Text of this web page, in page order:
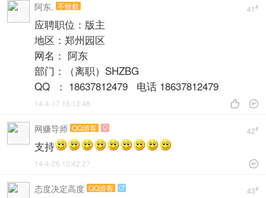
41 #
阿东. 不铨叙
应聘职位：版主
地区：郑州园区
网名： 阿东
部门：（离职）SHZBG
QQ ： 18637812479 电话 18637812479
 
14-4-17 16:13:48
42#
网赚导师 QQ游客 
支持

14-4-26 10:42:27
43#
态度决定高度 QQ游客 